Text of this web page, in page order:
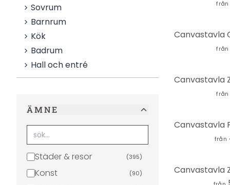
Sovrum
Barnrum
Kök
Badrum
Hall och entré
ÄMNE
Städer & resor (395)
Konst (90)
från
från
från
från